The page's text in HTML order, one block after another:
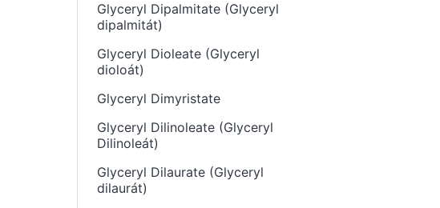
Glyceryl Dipalmitate (Glyceryl
dipalmitát)
Glyceryl Dioleate (Glyceryl
dioloát)
Glyceryl Dimyristate
Glyceryl Dilinoleate (Glyceryl
Dilinoleát)
Glyceryl Dilaurate (Glyceryl
dilaurát)